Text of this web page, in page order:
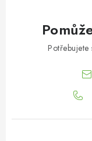
Potřebujete